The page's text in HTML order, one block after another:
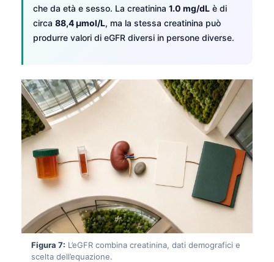
che da età e sesso. La creatinina 1.0 mg/dL è di
circa 88,4 µmol/L, ma la stessa creatinina può
produrre valori di eGFR diversi in persone diverse.
Figura 7: L’eGFR combina creatinina, dati demografici e
scelta dell’equazione.
Dansk
Nederlands
हिन्दी
Bahasa Indonesia
Հայերեն
Íslenska
Српски језик
Svenska
Bosanski
日本語
Čeština